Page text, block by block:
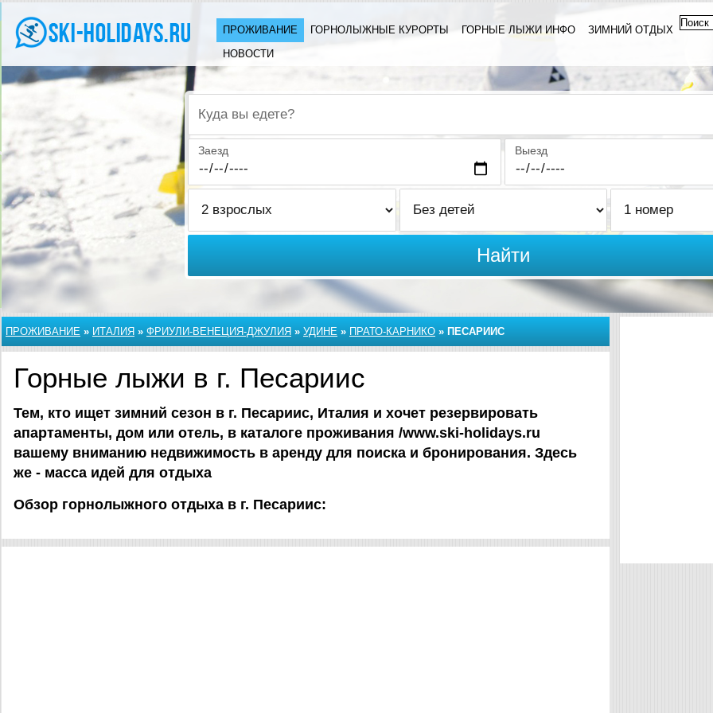
ПРОЖИВАНИЕ ГОРНОЛЫЖНЫЕ КУРОРТЫ ГОРНЫЕ ЛЫЖИ ИНФО
ЗИМНИЙ ОТДЫХ
НОВОСТИ
Куда вы едете?
Заезд Выезд
Найти
ПРОЖИВАНИЕ » ИТАЛИЯ » ФРИУЛИ-ВЕНЕЦИЯ-ДЖУЛИЯ » УДИНЕ » ПРАТО-КАРНИКО » ПЕСАРИИС
Горные лыжи в г. Песариис
Тем, кто ищет зимний сезон в г. Песариис, Италия и хочет резервировать
апартаменты, дом или отель, в каталоге проживания /www.ski-holidays.ru
вашему вниманию недвижимость в аренду для поиска и бронирования. Здесь
же - масса идей для отдыха
Обзор горнолыжного отдыха в г. Песариис: